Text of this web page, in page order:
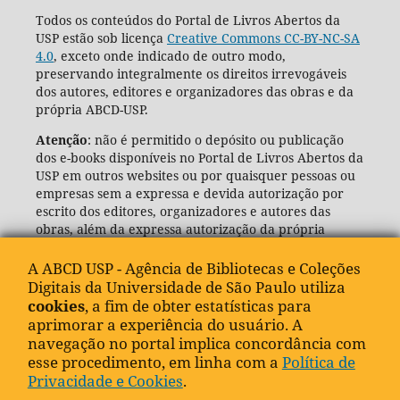
Todos os conteúdos do Portal de Livros Abertos da
USP estão sob licença Creative Commons CC-BY-NC-SA
4.0, exceto onde indicado de outro modo,
preservando integralmente os direitos irrevogáveis
dos autores, editores e organizadores das obras e da
própria ABCD-USP.
Atenção: não é permitido o depósito ou publicação
dos e-books disponíveis no Portal de Livros Abertos da
USP em outros websites ou por quaisquer pessoas ou
empresas sem a expressa e devida autorização por
escrito dos editores, organizadores e autores das
obras, além da expressa autorização da própria
(ABCD-USP).
A ABCD USP - Agência de Bibliotecas e Coleções
Digitais da Universidade de São Paulo utiliza
cookies, a fim de obter estatísticas para
aprimorar a experiência do usuário. A
navegação no portal implica concordância com
esse procedimento, em linha com a Política de
Privacidade e Cookies.